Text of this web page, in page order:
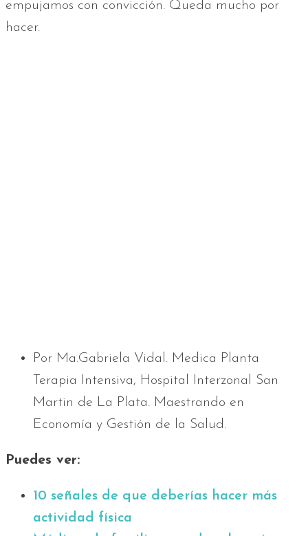
empujamos con convicción. Queda mucho por
hacer.
Por Ma.Gabriela Vidal. Medica Planta
Terapia Intensiva, Hospital Interzonal San
Martin de La Plata. Maestrando en
Economía y Gestión de la Salud.
Puedes ver:
10 señales de que deberías hacer más
actividad física